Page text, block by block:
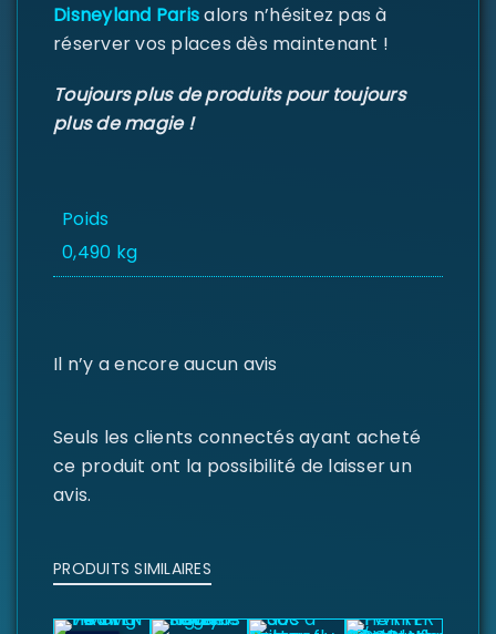
Disneyland Parisalors n’hésitez pas à
réserver vos places dès maintenant !
Toujours plus de produits pour toujours
plus de magie !
Poids
0,490 kg
Il n’y a encore aucun avis
Seuls les clients connectés ayant acheté
ce produit ont la possibilité de laisser un
avis.
PRODUITS SIMILAIRES